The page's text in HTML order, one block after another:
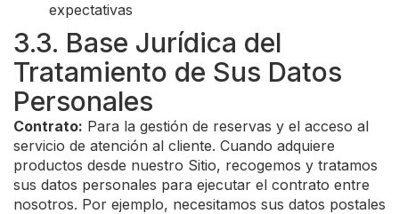
expectativas
3.3. Base Jurídica del
Tratamiento de Sus Datos
Personales
Contrato: Para la gestión de reservas y el acceso al
servicio de atención al cliente. Cuando adquiere
productos desde nuestro Sitio, recogemos y tratamos
sus datos personales para ejecutar el contrato entre
nosotros. Por ejemplo, necesitamos sus datos postales